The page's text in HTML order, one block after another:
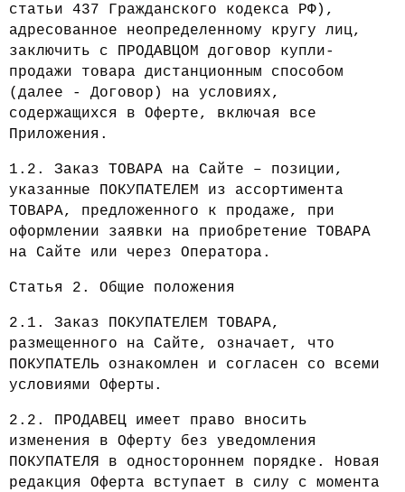
статьи 437 Гражданского кодекса РФ),
адресованное неопределенному кругу лиц,
заключить с ПРОДАВЦОМ договор купли-
продажи товара дистанционным способом
(далее - Договор) на условиях,
содержащихся в Оферте, включая все
Приложения.
1.2. Заказ ТОВАРА на Сайте – позиции,
указанные ПОКУПАТЕЛЕМ из ассортимента
ТОВАРА, предложенного к продаже, при
оформлении заявки на приобретение ТОВАРА
на Сайте или через Оператора.
Статья 2. Общие положения
2.1. Заказ ПОКУПАТЕЛЕМ ТОВАРА,
размещенного на Сайте, означает, что
ПОКУПАТЕЛЬ ознакомлен и согласен со всеми
условиями Оферты.
2.2. ПРОДАВЕЦ имеет право вносить
изменения в Оферту без уведомления
ПОКУПАТЕЛЯ в одностороннем порядке. Новая
редакция Оферта вступает в силу с момента